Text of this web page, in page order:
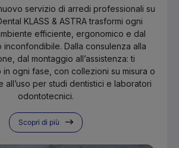
servizio di arredi professionali su
KLASS & ASTRA trasformi ogni
efficiente, ergonomico e dal
inconfondibile. Dalla consulenza alla
dal montaggio all’assistenza: ti
in ogni fase, con collezioni su misura o
all’uso per studi dentistici e laboratori
odontotecnici.
Scopri di più